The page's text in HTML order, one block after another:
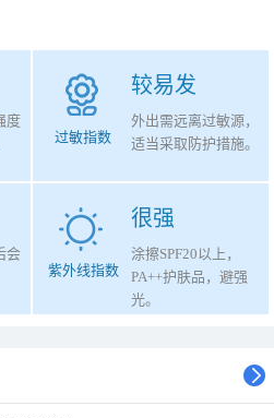
度
较易发
过敏指数
外出需远离过敏源，
适当采取防护措施。
会
很强
紫外线指数
涂擦SPF20以上，
PA++护肤品，避强
光。